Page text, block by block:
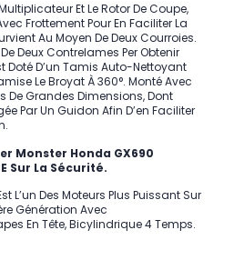
Et Le Rotor De Coupe,
Frottement Pour En Faciliter La
Au Moyen De Deux Courroies.
Deux Contrelames Per Obtenir
Doté D’un Tamis Auto-Nettoyant
Le Broyat À 360°. Monté Avec
De Grandes Dimensions, Dont
Par Un Guidon Afin D’en Faciliter
Monster Honda GX690
Sur La Sécurité.
L’un Des Moteurs Plus Puissant Sur
Génération Avec
En Tête, Bicylindrique 4 Temps.